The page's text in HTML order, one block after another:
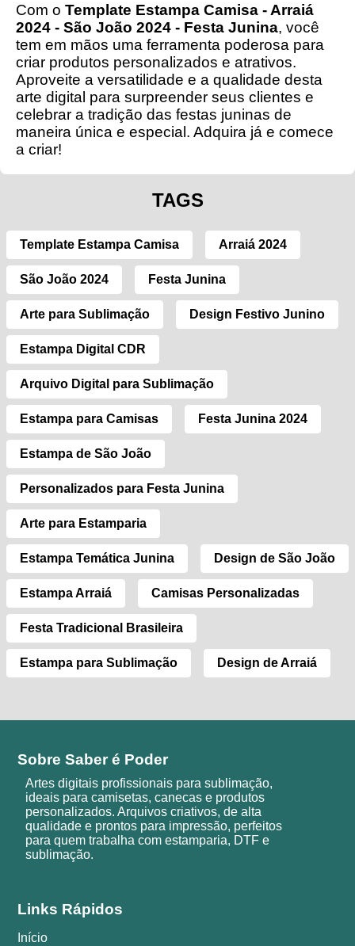
Com o Template Estampa Camisa - Arraiá
2024 - São João 2024 - Festa Junina, você
tem em mãos uma ferramenta poderosa para
criar produtos personalizados e atrativos.
Aproveite a versatilidade e a qualidade desta
arte digital para surpreender seus clientes e
celebrar a tradição das festas juninas de
maneira única e especial. Adquira já e comece
a criar!
TAGS
Template Estampa Camisa Arraiá 2024
São João 2024 Festa Junina
Arte para Sublimação Design Festivo Junino
Estampa Digital CDR
Arquivo Digital para Sublimação
Estampa para Camisas Festa Junina 2024
Estampa de São João
Personalizados para Festa Junina
Arte para Estamparia
Estampa Temática Junina Design de São João
Estampa Arraiá Camisas Personalizadas
Festa Tradicional Brasileira
Estampa para Sublimação Design de Arraiá
Sobre Saber é Poder
Artes digitais profissionais para sublimação,
ideais para camisetas, canecas e produtos
personalizados. Arquivos criativos, de alta
qualidade e prontos para impressão, perfeitos
para quem trabalha com estamparia, DTF e
sublimação.
Links Rápidos
Início